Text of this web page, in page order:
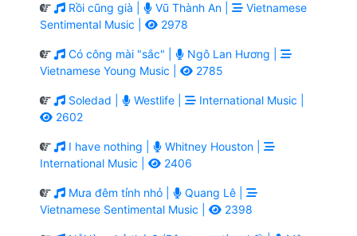
Rồi cũng già | Vũ Thành An |
Vietnamese
Sentimental Music |
2978
Có công mài "sắc" |
Ngô Lan Hương |
Vietnamese Young Music |
2785
Soledad | Westlife |
International Music |
2602
I have nothing |
Whitney Houston |
International Music |
2406
Mưa đêm tỉnh nhỏ |
Quang Lê |
Vietnamese Sentimental Music |
2398